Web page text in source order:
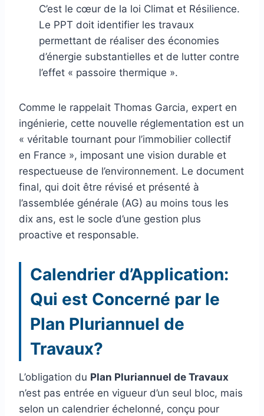
C’est le cœur de la loi Climat et Résilience.
Le PPT doit identifier les travaux
permettant de réaliser des économies
d’énergie substantielles et de lutter contre
l’effet « passoire thermique ».
Comme le rappelait Thomas Garcia, expert en
ingénierie, cette nouvelle réglementation est un
« véritable tournant pour l’immobilier collectif
en France », imposant une vision durable et
respectueuse de l’environnement. Le document
final, qui doit être révisé et présenté à
l’assemblée générale (AG) au moins tous les
dix ans, est le socle d’une gestion plus
proactive et responsable.
Calendrier d’Application:
Qui est Concerné par le
Plan Pluriannuel de
Travaux?
L’obligation du Plan Pluriannuel de Travaux
n’est pas entrée en vigueur d’un seul bloc, mais
selon un calendrier échelonné, conçu pour